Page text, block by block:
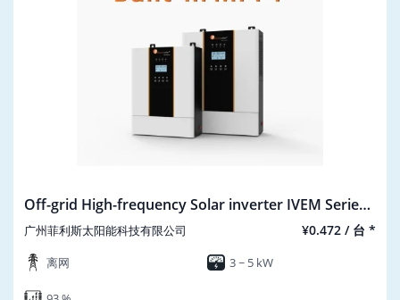
Off-grid High-frequency Solar inverter IVEM Series
AC-220V
广州菲利斯太阳能科技有限公司 ¥0.472 / 台 *
离网 3 ~ 5 kW